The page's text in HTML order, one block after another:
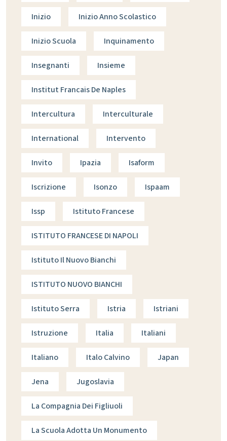
Inizio Inizio Anno Scolastico
Inizio Scuola Inquinamento
Insegnanti Insieme
Institut Francais De Naples
Intercultura Interculturale
International Intervento
Invito Ipazia Isaform
Iscrizione Isonzo Ispaam
Issp Istituto Francese
ISTITUTO FRANCESE DI NAPOLI
Istituto Il Nuovo Bianchi
ISTITUTO NUOVO BIANCHI
Istituto Serra Istria Istriani
Istruzione Italia Italiani
Italiano Italo Calvino Japan
Jena Jugoslavia
La Compagnia Dei Figliuoli
La Scuola Adotta Un Monumento